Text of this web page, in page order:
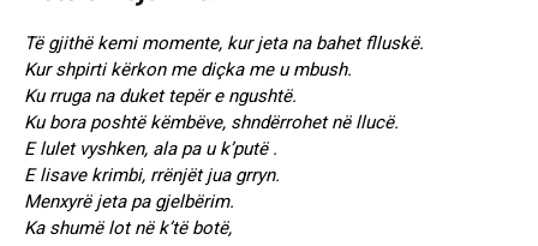
Të gjithë kemi momente, kur jeta na bahet flluskë.
Kur shpirti kërkon me diçka me u mbush.
Ku rruga na duket tepër e ngushtë.
Ku bora poshtë këmbëve, shndërrohet në llucë.
E lulet vyshken, ala pa u k’putë .
E lisave krimbi, rrënjët jua grryn.
Menxyrë jeta pa gjelbërim.
Ka shumë lot në k’të botë,